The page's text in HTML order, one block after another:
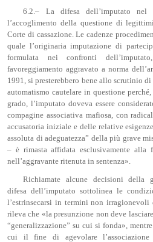
6.2.– La difesa dell’imputato nel
l’accoglimento della questione di
Corte di cassazione. Le cadenze
quale l’originaria imputazione di
formulata nei confronti
favoreggiamento aggravato a norma
1991, si presterebbero bene allo scrutinio
automatismo cautelare in questione
grado, l’imputato doveva essere
compagine associativa mafiosa, con
accusatoria iniziale e delle relative
assoluta di adeguatezza” della più grave
– è rimasta affidata esclusivamente alla
nell’aggravante ritenuta in sentenza».
Richiamate alcune decisioni della
difesa dell’imputato sottolinea le
l’estrinsecarsi in termini non
rileva che «la presunzione non deve
“generalizzazione” su cui si fonda»,
cui il fine di agevolare l’associazione